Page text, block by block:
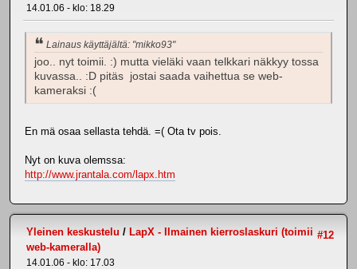
14.01.06 - klo: 18.29
Lainaus käyttäjältä: "mikko93"
joo.. nyt toimii. :) mutta vieläki vaan telkkari näkkyy tossa
kuvassa.. :D pitäs jostai saada vaihettua se web-
kameraksi :(
En mä osaa sellasta tehdä. =( Ota tv pois.
Nyt on kuva olemssa:
http://www.jrantala.com/lapx.htm
#12
Yleinen keskustelu / LapX - Ilmainen kierroslaskuri (toimii
web-kameralla)
14.01.06 - klo: 17.03